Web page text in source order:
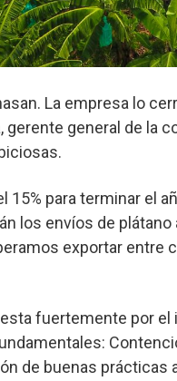
La empresa lo
gerente general de la
15% para terminar el
los envíos de
exportar entre
fuertemente por
de buenas prácticas